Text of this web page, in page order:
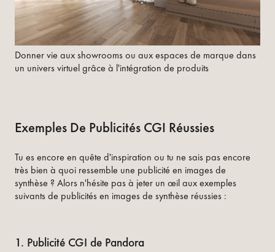
Donner vie aux showrooms ou aux espaces de marque dans
un univers virtuel grâce à l'intégration de produits
Exemples De Publicités CGI Réussies
Tu es encore en quête d'inspiration ou tu ne sais pas encore
très bien à quoi ressemble une publicité en images de
synthèse ? Alors n'hésite pas à jeter un œil aux exemples
suivants de publicités en images de synthèse réussies :
1. Publicité CGI de Pandora